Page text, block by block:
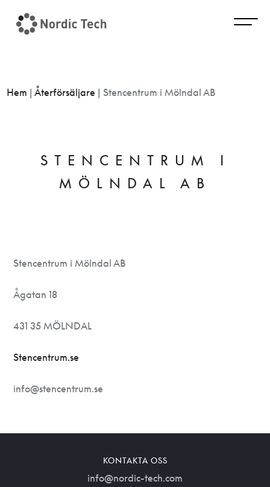
Hem |Återförsäljare |Stencentrum i Mölndal AB
STENCENTRUM I
MÖLNDAL AB
Stencentrum i Mölndal AB
Ågatan 18
431 35 MÖLNDAL
Stencentrum.se
info@stencentrum.se
KONTAKTA OSS
info@nordic-tech.com